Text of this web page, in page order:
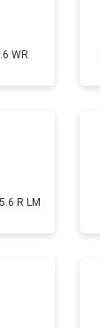
WR
R LM